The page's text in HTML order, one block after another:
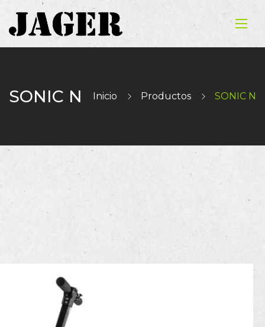
SONIC N Inicio Productos SONIC N